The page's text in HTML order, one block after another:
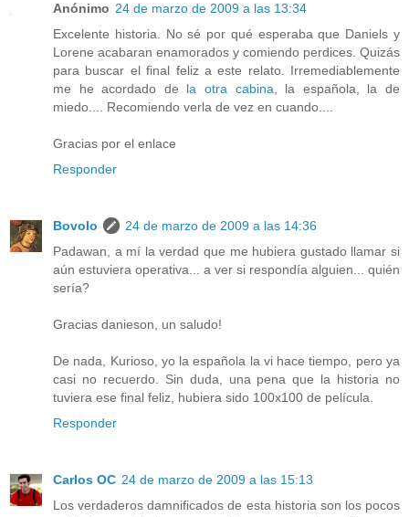
Anónimo 24 de marzo de 2009 a las 13:34
Excelente historia. No sé por qué esperaba que Daniels y
Lorene acabaran enamorados y comiendo perdices. Quizás
para buscar el final feliz a este relato. Irremediablemente
me he acordado de la otra cabina , la española, la de
miedo.... Recomiendo verla de vez en cuando....
Gracias por el enlace
Responder
Bovolo
24 de marzo de 2009 a las 14:36
Padawan, a mí la verdad que me hubiera gustado llamar si
aún estuviera operativa... a ver si respondía alguien... quién
sería?
Gracias danieson, un saludo!
De nada, Kurioso, yo la española la vi hace tiempo, pero ya
casi no recuerdo. Sin duda, una pena que la historia no
tuviera ese final feliz, hubiera sido 100x100 de película.
Responder
Carlos OC 24 de marzo de 2009 a las 15:13
Los verdaderos damnificados de esta historia son los pocos